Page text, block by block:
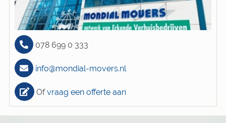
078 699 0 333
info@mondial-movers.nl
Ofvraag een offerte aan